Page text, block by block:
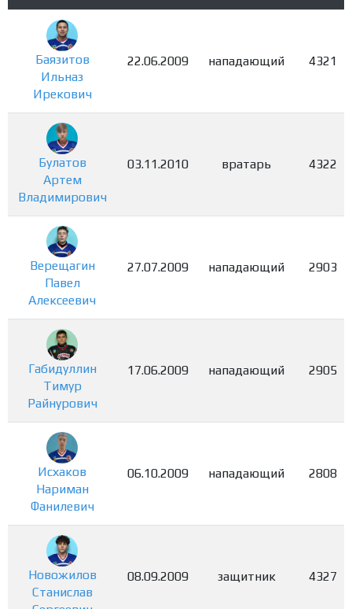
Баязитов
Ильназ
Ирекович
22.06.2009 нападающий 4321
Булатов
Артем
Владимирович
03.11.2010 вратарь 4322
Верещагин
Павел
Алексеевич
27.07.2009 нападающий 2903
Габидуллин
Тимур
Райнурович
17.06.2009 нападающий 2905
Исхаков
Нариман
Фанилевич
06.10.2009 нападающий 2808
Новожилов
Станислав
08.09.2009 защитник 4327